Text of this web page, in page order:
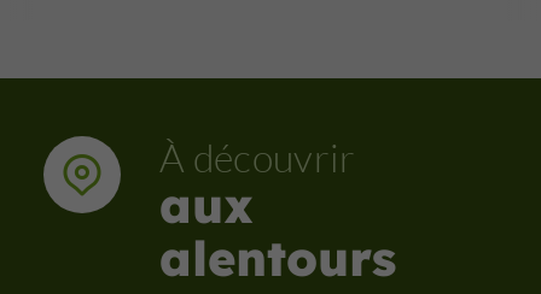
À découvrir
aux
alentours